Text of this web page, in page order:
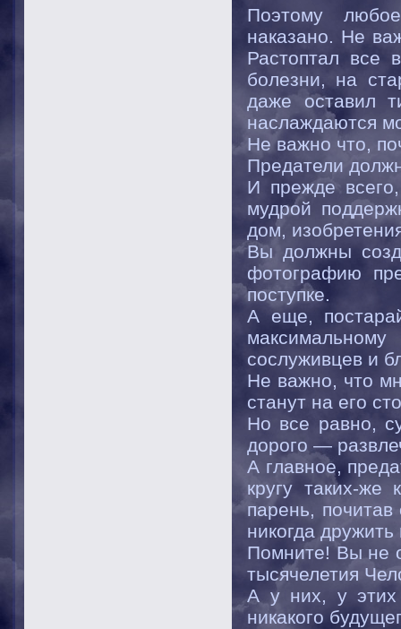
Поэтому
наказано. Не
Растоптал все
болезни, на
даже оставил
наслаждаются
Не важно что,
Предатели
И прежде
мудрой
дом,
Вы должны
фотографию
поступке.
А еще,
сослуживцев и
Не важно, что
станут на его
Но все равно,
дорого —
А главное,
кругу таких-
парень,
никогда
Помните! Вы не
тысячелетия
А у них, у этих
никакого